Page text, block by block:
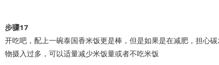
步骤17
开吃吧，配上一碗泰国香米饭更是棒，但是如果是在减肥，担心
物摄入过多，可以适量减少米饭量或者不吃米饭